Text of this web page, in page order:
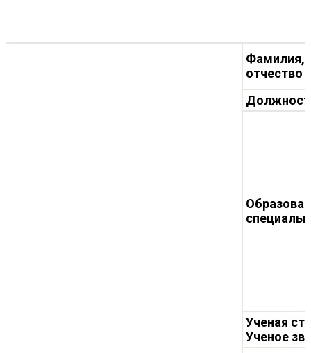
Фамилия,
отчество
Ученая
Ученое